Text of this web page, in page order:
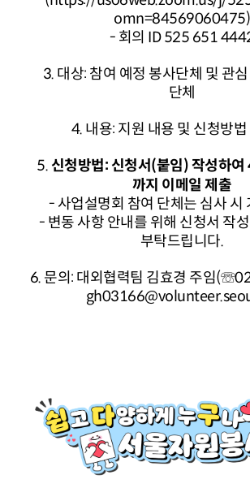
omn=84569060475)
- 회의 ID 525 651
3. 대상: 참여 예정 봉사단체 및 관
단체
4. 내용: 지원 내용 및 신청방
5. 신청방법: 신청서(붙임) 작성하
까지 이메일 제출
- 사업설명회 참여 단체는 심사 시
- 변동 사항 안내를 위해 신청서 작
부탁드립니다.
6. 문의: 대외협력팀 김효경 주임